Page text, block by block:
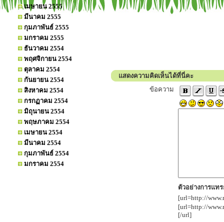
เมษายน 2555
มีนาคม 2555
กุมภาพันธ์ 2555
มกราคม 2555
ธันวาคม 2554
พฤศจิกายน 2554
ตุลาคม 2554
กันยายน 2554
สิงหาคม 2554
กรกฏาคม 2554
มิถุนายน 2554
พฤษภาคม 2554
เมษายน 2554
มีนาคม 2554
กุมภาพันธ์ 2554
มกราคม 2554
แสดงความคิดเห็นได้ที่นี่คะ
ข้อความ
ตัวอย่างการแท
[url=http://
[url=http://
[/url]